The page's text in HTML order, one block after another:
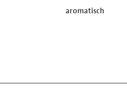
aromatisch